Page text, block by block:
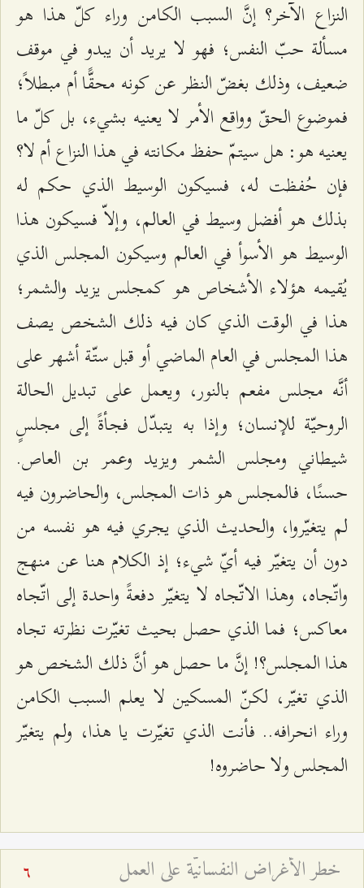
النزاع الآخر؟ إنَّ السبب الكامن وراء كلّ هذا هو
مسألة حبّ النفس؛ فهو لا يريد أن يبدو في موقف
ضعيف، وذلك بغضّ النظر عن كونه محقًّا أم مبطلاً؛
فموضوع الحقّ وواقع الأمر لا يعنيه بشيء، بل كلّ ما
يعنيه هو: هل سيتمّ حفظ مكانته في هذا النزاع أم لا؟
فإن حُفظت له، فسيكون الوسيط الذي حكم له
بذلك هو أفضل وسيط في العالم، وإلاّ فسيكون هذا
الوسيط هو الأسوأ في العالم وسيكون المجلس الذي
يُقيمه هؤلاء الأشخاص هو كمجلس يزيد والشمر؛
هذا في الوقت الذي كان فيه ذلك الشخص يصف
هذا المجلس في العام الماضي أو قبل ستّة أشهر على
أنَّه مجلس مفعم بالنور، ويعمل على تبديل الحالة
الروحيّة للإنسان؛ وإذا به يتبدّل فجأةً إلى مجلسٍ
شيطاني ومجلس الشمر ويزيد وعمر بن العاص.
حسنًا، فالمجلس هو ذات المجلس، والحاضرون فيه
لم يتغيّروا، والحديث الذي يجري فيه هو نفسه من
دون أن يتغيّر فيه أيّ شيء؛ إذ الكلام هنا عن منهج
واتّجاه، وهذا الاتّجاه لا يتغيّر دفعةً واحدة إلى اتّجاه
معاكس؛ فما الذي حصل بحيث تغيّرت نظرته تجاه
هذا المجلس؟! إنَّ ما حصل هو أنَّ ذلك الشخص هو
الذي تغيّر، لكنّ المسكين لا يعلم السبب الكامن
وراء انحرافه.. فأنت الذي تغيّرت يا هذا، ولم يتغيّر
المجلس ولا حاضروه!
خطر الأغراض النفسانيّة على العمل 6